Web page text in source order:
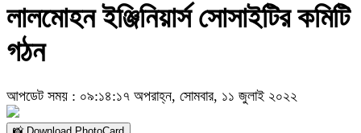
লালমোহন ইঞ্জিনিয়ার্স সোসাইটির কমিটি
গঠন
আপডেট সময় : ০৯:১৪:১৭ অপরাহ্ন, সোমবার, ১১ জুলাই ২০২২